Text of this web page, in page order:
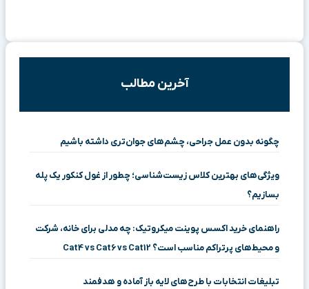
آخرین مطالب
چگونه بدون عمل جراحی، چشم‌های جوان‌تری داشته باشیم
ویژگی‌های بهترین کلاس زیست‌شناسی؛ چطور از غول کنکور یک پله
بسازیم؟
راهنمای خرید اکسس پوینت میکروتیک: چه مدلی برای خانه، شرکت
و محیط‌های پرتراکم مناسب است؟ Cat4 vs Cat6 vs Cat12
تبلیغات انتخابات با طرح‌های لایه باز آماده و هدفمند